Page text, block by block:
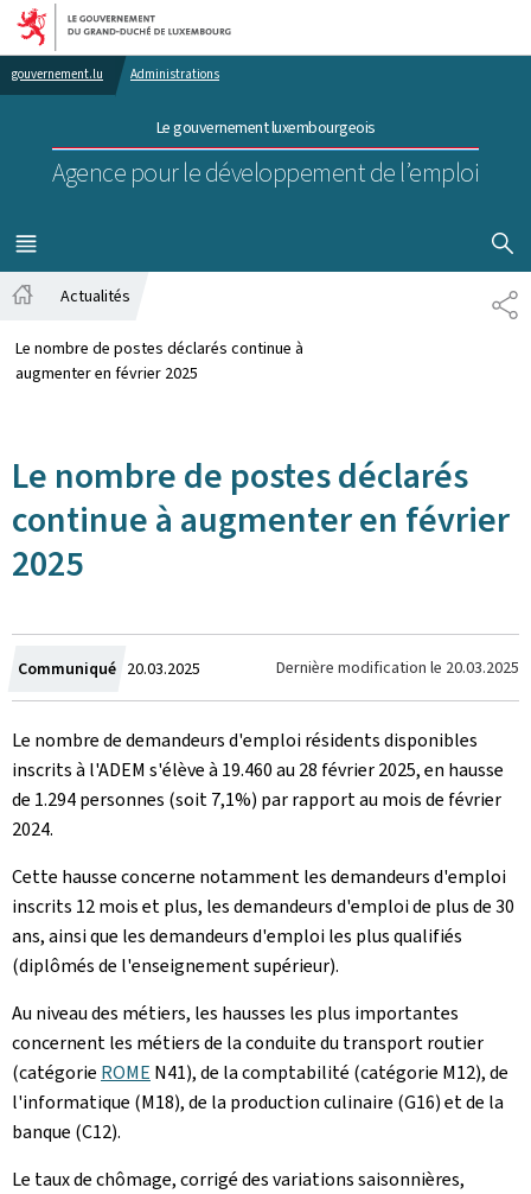
Aller au menu principal
Aller au contenu
gouvernement.lu Administrations
Le gouvernement luxembourgeois
Agence pour le développement de l’emploi
MENU
PRINCIPAL
Actualités
Le nombre de postes déclarés continue à
augmenter en février 2025
Le nombre de postes déclarés
continue à augmenter en février
2025
Communiqué Crée
le
20.03.2025 Dernière modification le 20.03.2025
Le nombre de demandeurs d'emploi résidents disponibles
inscrits à l'ADEM s'élève à 19.460 au 28 février 2025, en hausse
de 1.294 personnes (soit 7,1%) par rapport au mois de février
2024.
Cette hausse concerne notamment les demandeurs d'emploi
inscrits 12 mois et plus, les demandeurs d'emploi de plus de 30
ans, ainsi que les demandeurs d'emploi les plus qualifiés
(diplômés de l'enseignement supérieur).
Au niveau des métiers, les hausses les plus importantes
concernent les métiers de la conduite du transport routier
(catégorie ROME N41), de la comptabilité (catégorie M12), de
l'informatique (M18), de la production culinaire (G16) et de la
banque (C12).
Le taux de chômage, corrigé des variations saisonnières,